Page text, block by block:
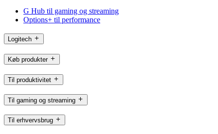
G Hub til gaming og streaming
Options+ til performance
Logitech
Køb produkter
Til produktivitet
Til gaming og streaming
Til erhvervsbrug